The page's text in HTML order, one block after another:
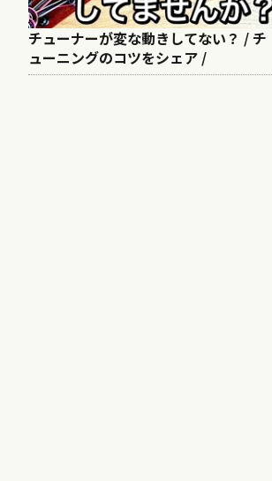
チューナーが変な動きしてない？ / チ
ューニングのコツをシェア /